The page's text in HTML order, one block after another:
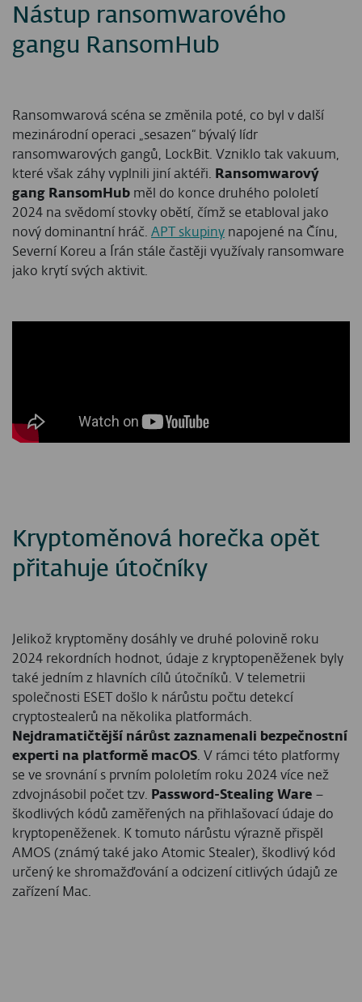
Nástup ransomwarového
gangu RansomHub
Ransomwarová scéna se změnila poté, co byl v další
mezinárodní operaci „sesazen“ bývalý lídr
ransomwarových gangů, LockBit. Vzniklo tak vakuum,
které však záhy vyplnili jiní aktéři. Ransomwarový
gang RansomHub měl do konce druhého pololetí
2024 na svědomí stovky obětí, čímž se etabloval jako
nový dominantní hráč. APT skupiny napojené na Čínu,
Severní Koreu a Írán stále častěji využívaly ransomware
jako krytí svých aktivit.
Kryptoměnová horečka opět
přitahuje útočníky
Jelikož kryptoměny dosáhly ve druhé polovině roku
2024 rekordních hodnot, údaje z kryptopeněženek byly
také jedním z hlavních cílů útočníků. V telemetrii
společnosti ESET došlo k nárůstu počtu detekcí
cryptostealerů na několika platformách.
Nejdramatičtější nárůst zaznamenali bezpečnostní
experti na platformě macOS. V rámci této platformy
se ve srovnání s prvním pololetím roku 2024 více než
zdvojnásobil počet tzv. Password-Stealing Ware –
škodlivých kódů zaměřených na přihlašovací údaje do
kryptopeněženek. K tomuto nárůstu výrazně přispěl
AMOS (známý také jako Atomic Stealer), škodlivý kód
určený ke shromažďování a odcizení citlivých údajů ze
zařízení Mac.